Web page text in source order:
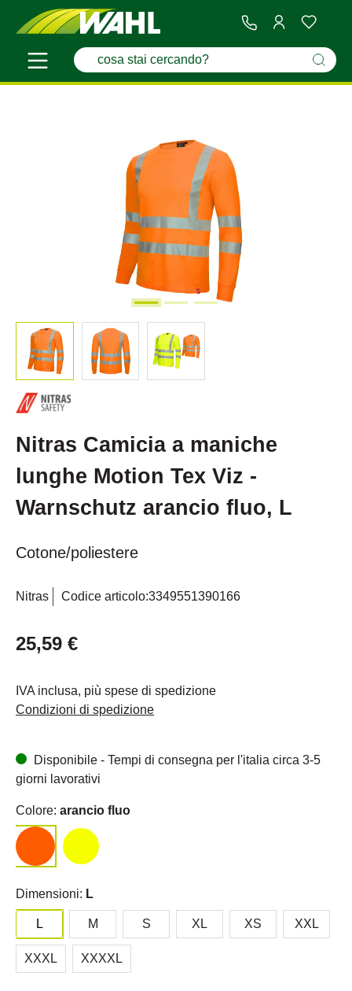
Nitras Camicia a maniche
lunghe Motion Tex Viz -
Warnschutz arancio fluo, L
Cotone/poliestere
Nitras Codice articolo:3349551390166
25,59 €
IVA inclusa, più spese di spedizione
Condizioni di spedizione
Disponibile - Tempi di consegna per l'italia circa 3-5
giorni lavorativi
Colore: arancio fluo
Dimensioni: L
L M S XL XS XXL
XXXL XXXXL